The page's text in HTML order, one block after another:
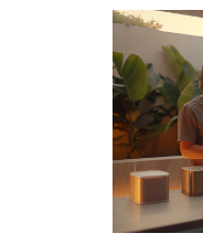
korrekte
nützliche